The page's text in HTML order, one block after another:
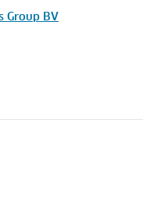
Group BV